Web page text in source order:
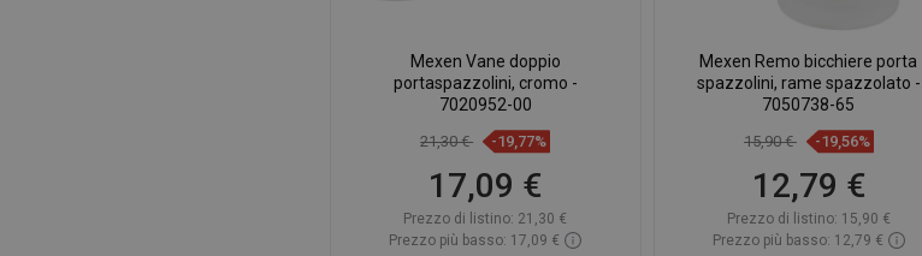
Mexen Vane doppio
portaspazzolini, cromo -
7020952-00
21,30 € -19,77%
17,09 €
Prezzo di listino: 21,30 €
Prezzo più basso: 17,09 €
Mexen Remo bicchiere porta
spazzolini, rame spazzolato -
7050738-65
15,90 € -19,56%
12,79 €
Prezzo di listino: 15,90 €
Prezzo più basso: 12,79 €